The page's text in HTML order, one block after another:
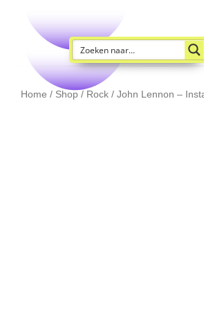
Home / Shop / Rock / John Lennon –